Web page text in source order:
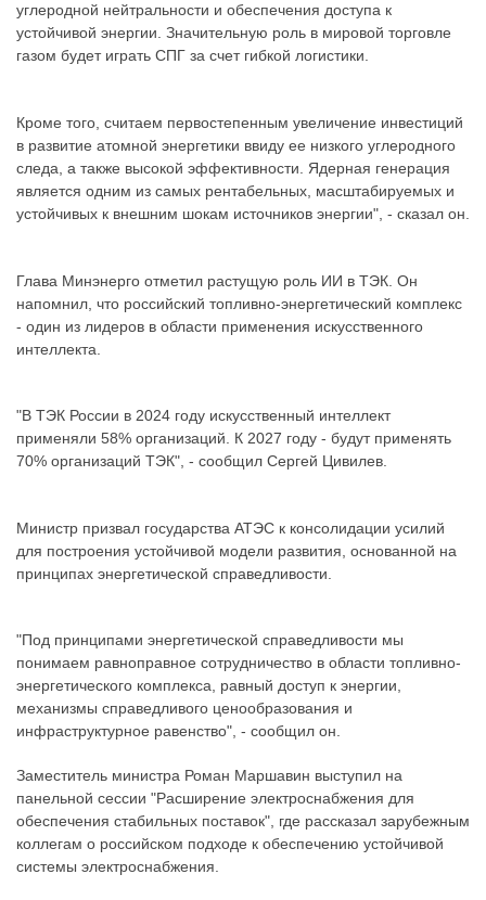
углеродной нейтральности и обеспечения доступа к
устойчивой энергии. Значительную роль в мировой торговле
газом будет играть СПГ за счет гибкой логистики.
Кроме того, считаем первостепенным увеличение инвестиций
в развитие атомной энергетики ввиду ее низкого углеродного
следа, а также высокой эффективности. Ядерная генерация
является одним из самых рентабельных, масштабируемых и
устойчивых к внешним шокам источников энергии", - сказал он.
Глава Минэнерго отметил растущую роль ИИ в ТЭК. Он
напомнил, что российский топливно-энергетический комплекс
- один из лидеров в области применения искусственного
интеллекта.
"В ТЭК России в 2024 году искусственный интеллект
применяли 58% организаций. К 2027 году - будут применять
70% организаций ТЭК", - сообщил Сергей Цивилев.
Министр призвал государства АТЭС к консолидации усилий
для построения устойчивой модели развития, основанной на
принципах энергетической справедливости.
"Под принципами энергетической справедливости мы
понимаем равноправное сотрудничество в области топливно-
энергетического комплекса, равный доступ к энергии,
механизмы справедливого ценообразования и
инфраструктурное равенство", - сообщил он.
Заместитель министра Роман Маршавин выступил на
панельной сессии "Расширение электроснабжения для
обеспечения стабильных поставок", где рассказал зарубежным
коллегам о российском подходе к обеспечению устойчивой
системы электроснабжения.